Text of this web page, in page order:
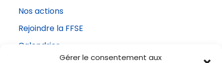
Gérer le consentement aux
Nos actions
Rejoindre la FFSE
Calendrier